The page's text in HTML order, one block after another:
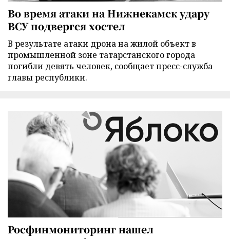
Во время атаки на Нижнекамск удару
ВСУ подвергся хостел
В результате атаки дрона на жилой объект в
промышленной зоне татарстанского города
погибли девять человек, сообщает пресс-служба
главы республики.
Росфинмониторинг нашел